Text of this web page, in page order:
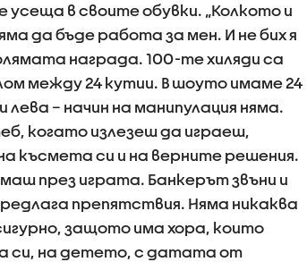
усеща в своите обувки. „Колкото и
да бъде работа за мен. И не бих я
награда. 100-те хиляди са
между 24 кутии. В шоуто имаме 24
– начин на манипулация няма.
когато излезеш да играеш,
късмета си и на верните решения.
през играта. Банкерът звъни и
препятствия. Няма никаква
защото има хора, които
си, на детето, с датата от